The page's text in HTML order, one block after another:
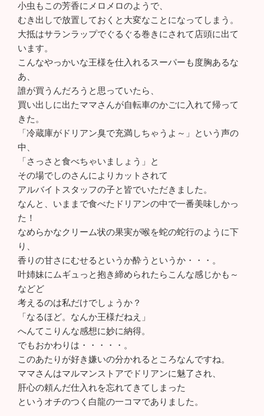
小虫もこの芳香にメロメロのようで、
むき出しで放置しておくと大変なことになってしまう。
大抵はサランラップでぐるぐる巻きにされて店頭に出て
います。
こんなやっかいな王様を仕入れるスーパーも度胸あるな
あ、
誰が買うんだろうと思っていたら、
買い出しに出たママさんが自転車のかごに入れて帰って
きた。
「冷蔵庫がドリアン臭で充満しちゃうよ～」という声の
中、
「さっさと食べちゃいましょう」と
その場でしのさんによりカットされて
アルバイトスタッフの子と皆でいただきました。
なんと、いままで食べたドリアンの中で一番美味しかっ
た！
なめらかなクリーム状の果実が喉を蛇の蛇行のように下
り、
香りの甘さにむせるというか酔うというか・・・。
叶姉妹にムギュっと抱き締められたらこんな感じかも～
などど
考えるのは私だけでしょうか？
「なるほど。なんか王様だねえ」
へんてこりんな感想に妙に納得。
でもおかわりは・・・・・。
このあたりが好き嫌いの分かれるところなんですね。
ママさんはマルマンストアでドリアンに魅了され、
肝心の頼んだ仕入れを忘れてきてしまった
というオチのつく白龍の一コマでありました。